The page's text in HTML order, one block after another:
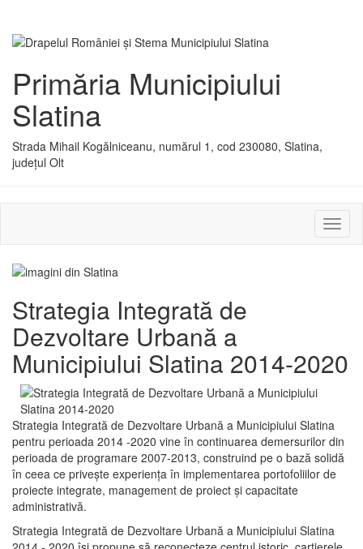
Primăria Municipiului
Slatina
Strada Mihail Kogălniceanu, numărul 1, cod 230080, Slatina,
județul Olt
sau
Strategia Integrată de
Dezvoltare Urbană a
Municipiului Slatina 2014-2020
Strategia Integrată de Dezvoltare Urbană a Municipiului Slatina
pentru perioada 2014 -2020 vine în continuarea demersurilor din
perioada de programare 2007-2013, construind pe o bază solidă
în ceea ce priveşte experienţa în implementarea portofoliilor de
proiecte integrate, management de proiect și capacitate
administrativă.
Strategia Integrată de Dezvoltare Urbană a Municipiului Slatina